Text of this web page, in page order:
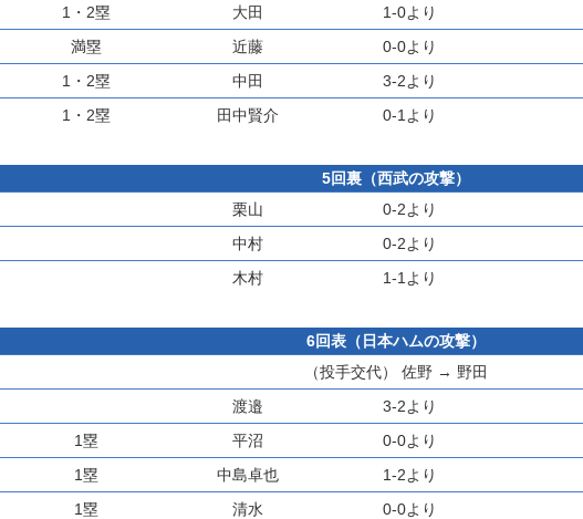
1・2塁 大田 1-0より
満塁 近藤 0-0より
1・2塁 中田 3-2より
1・2塁 田中賢介 0-1より
5回裏（西武の攻撃）
栗山 0-2より
中村 0-2より
木村 1-1より
6回表（日本ハムの攻撃）
（投手交代） 佐野 → 野田
渡邉 3-2より
1塁 平沼 0-0より
1塁 中島卓也 1-2より
1塁 清水 0-0より